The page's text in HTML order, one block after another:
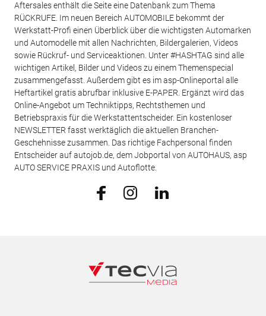
Aftersales enthält die Seite eine Datenbank zum Thema
RÜCKRUFE. Im neuen Bereich AUTOMOBILE bekommt der
Werkstatt-Profi einen Überblick über die wichtigsten Automarken
und Automodelle mit allen Nachrichten, Bildergalerien, Videos
sowie Rückruf- und Serviceaktionen. Unter #HASHTAG sind alle
wichtigen Artikel, Bilder und Videos zu einem Themenspecial
zusammengefasst. Außerdem gibt es im asp-Onlineportal alle
Heftartikel gratis abrufbar inklusive E-PAPER. Ergänzt wird das
Online-Angebot um Techniktipps, Rechtsthemen und
Betriebspraxis für die Werkstattentscheider. Ein kostenloser
NEWSLETTER fasst werktäglich die aktuellen Branchen-
Geschehnisse zusammen. Das richtige Fachpersonal finden
Entscheider auf autojob.de, dem Jobportal von AUTOHAUS, asp
AUTO SERVICE PRAXIS und Autoflotte.